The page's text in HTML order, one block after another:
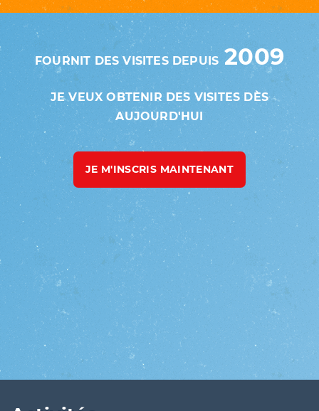
FOURNIT DES VISITES DEPUIS 2009
JE VEUX OBTENIR DES VISITES DÈS
AUJOURD'HUI
JE M'INSCRIS MAINTENANT